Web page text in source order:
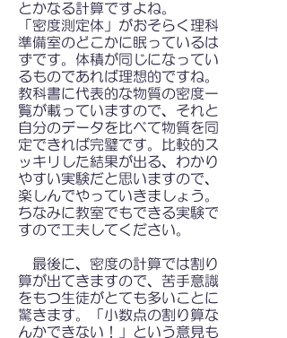
とかなる計算ですよね。
「密度測定体」がおそらく理科
準備室のどこかに眠っているは
ずです。体積が同じになってい
るものであれば理想的ですね。
教科書に代表的な物質の密度一
覧が載っていますので、それと
自分のデータを比べて物質を同
定できれば完璧です。
比較的ス
ッキリした結果が出る、わかり
やすい実験だと思いますので、
楽しんでやっていきましょう。
ちなみに教室でもできる実験で
すので工夫してください。
最後に、密度の計算では割り
算が出てきますので、苦手意識
をもつ生徒がとても多いことに
驚きます。「小数点の割り算な
んかできない！」という意見も